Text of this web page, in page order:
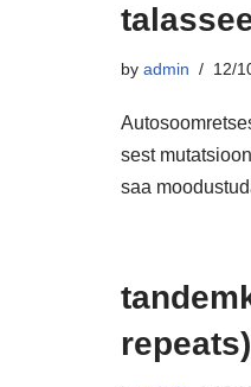
by admin 12/
sest
saa
repeats)